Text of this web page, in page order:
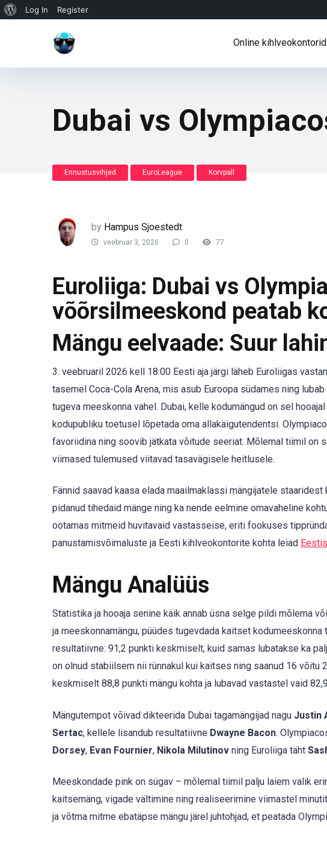
WordPressi
Log In Register
Online kihlveokontorid
Dubai vs
Ennustusvihjed EuroLeague Korvpall
by Hampus Sjoestedt
veebruar 3, 2026 0 77
Euroliiga: Dubai vs
võõrsilmeeskond peatab
Mängu eelvaade: Suur
3. veebruaril 2026 kell 18:00 Eesti aja järgi läheb Euroliigas
tasemel Coca-Cola Arena, mis asub Euroopa südames ning
tugeva meeskonna vahel. Dubai, kelle kodumängud on sel
kodupubliku toetusel lõpetada oma allakäigutendentsi.
favoriidina ning soovib jätkata võitude seeriat. Mõlemal tiimil on
viimased tulemused viitavad tasavägisele heitlusele.
Fännid saavad kaasa elada maailmaklassi mängijatele
pidanud tihedaid mänge ning ka nende eelmine omavaheline
ootamas mitmeid huvitavaid vastasseise, eriti fookuses
panustamisvõimaluste ja Eesti kihlveokontorite kohta leiad
Mängu Analüüs
Statistika ja hooaja senine käik annab üsna selge pildi mõlema
ja meeskonnamängu, püüdes tugevdada kaitset
resultatiivne: 91,2 punkti keskmiselt, kuid samas lubatakse ka
on olnud stabiilsem nii rünnakul kui kaitses ning saanud 16 võitu
keskmiselt 88,8 punkti mängu kohta ja lubavad vastastel vaid
Mängutempot võivad dikteerida Dubai tagamängijad nagu Justin
Sertac, kellele lisandub resultatiivne Dwayne Bacon.
Dorsey, Evan Fournier, Nikola Milutinov ning Euroliiga täht
Meeskondade pink on sügav – mõlemal tiimil palju laiem valik
kaitsemäng, vigade vältimine ning realiseerimine viimastel
ja võtma mitme ebatäpse mängu järel juhtohjad, et peatada